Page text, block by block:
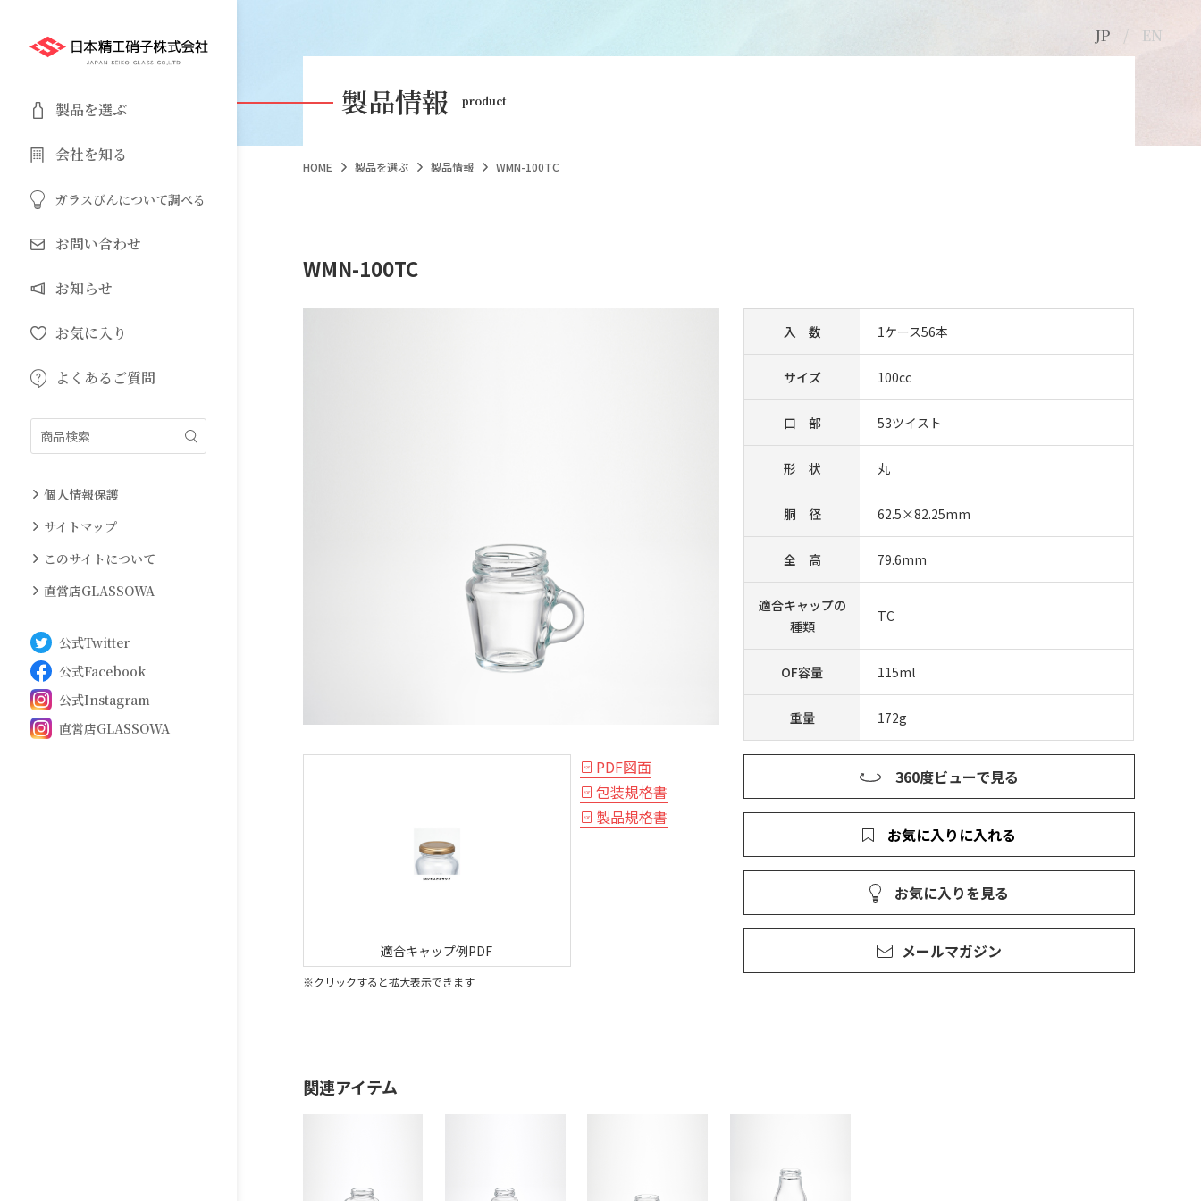
製品を選ぶ
会社を知る
ガラスびんについて調べる
お問い合わせ
お知らせ
お気に入り
よくあるご質問
個人情報保護
サイトマップ
このサイトについて
直営店GLASSOWA
公式Twitter
公式Facebook
公式Instagram
直営店GLASSOWA
JP EN
製品情報 product
HOME 製品を選ぶ 製品情報 WMN-100TC
WMN-100TC
入 数 1ケース56本
サイズ 100cc
口 部 53ツイスト
形 状 丸
胴 径 62.5×82.25mm
全 高 79.6mm
適合キャップの
種類
TC
OF容量 115ml
重量 172g
適合キャップ例PDF
※クリックすると拡大表示できます
PDF図面
包装規格書
製品規格書
360度ビューで見る
お気に入りに入れる
お気に入りを見る
メールマガジン
関連アイテム
©2011-2021 日本精工硝子株式会社